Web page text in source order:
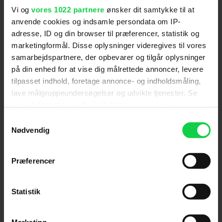
Vi og vores 1022 partnere ønsker dit samtykke til at
anvende cookies og indsamle persondata om IP-
adresse, ID og din browser til præferencer, statistik og
marketingformål. Disse oplysninger videregives til vores
samarbejdspartnere, der opbevarer og tilgår oplysninger
på din enhed for at vise dig målrettede annoncer, levere
tilpasset indhold, foretage annonce- og indholdsmåling,
lave målgruppeundersøgelser og udvikle tjenester. Se
tilbage eller ændre indstillinger fra vores
"Cookiedeklaration", eller ved at trykke på "Privacy
Indsamle præcise oplysninger om din placering,
Identificere din enhed baseret på en scanning af
Nødvendig
Præferencer
Statistik
For at se dette indhold skal
marketingcookies være slået til. Klik her
for at ændre dine indstillinger.
Mest læste nyheder